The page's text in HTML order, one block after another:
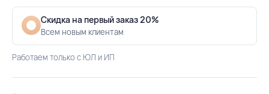
Скидка на первый заказ 20%
Всем новым клиентам
Работаем только с ЮЛ и ИП